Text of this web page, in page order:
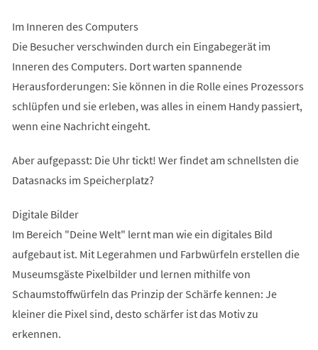
Im Inneren des Computers
Die Besucher verschwinden durch ein Eingabegerät im
Inneren des Computers. Dort warten spannende
Herausforderungen: Sie können in die Rolle eines Prozessors
schlüpfen und sie erleben, was alles in einem Handy passiert,
wenn eine Nachricht eingeht.
Aber aufgepasst: Die Uhr tickt! Wer findet am schnellsten die
Datasnacks im Speicherplatz?
Digitale Bilder
Im Bereich "Deine Welt" lernt man wie ein digitales Bild
aufgebaut ist. Mit Legerahmen und Farbwürfeln erstellen die
Museumsgäste Pixelbilder und lernen mithilfe von
Schaumstoffwürfeln das Prinzip der Schärfe kennen: Je
kleiner die Pixel sind, desto schärfer ist das Motiv zu
erkennen.